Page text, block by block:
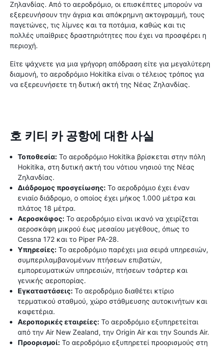
Ζηλανδίας. Από το αεροδρόμιο, οι επισκέπτες μπορούν να
εξερευνήσουν την άγρια ​​και απόκρημνη ακτογραμμή, τους
παγετώνες, τις λίμνες και τα ποτάμια, καθώς και τις
πολλές υπαίθριες δραστηριότητες που έχει να προσφέρει η
περιοχή.
Είτε ψάχνετε για μια γρήγορη απόδραση είτε για μεγαλύτερη
διαμονή, το αεροδρόμιο Hokitika είναι ο τέλειος τρόπος για
να εξερευνήσετε τη δυτική ακτή της Νέας Ζηλανδίας.
호 키티 카 공항에 대한 사실
Τοποθεσία: Το αεροδρόμιο Hokitika βρίσκεται στην πόλη
Hokitika, στη δυτική ακτή του νότιου νησιού της Νέας
Ζηλανδίας.
Διάδρομος προσγείωσης: Το αεροδρόμιο έχει έναν
ενιαίο διάδρομο, ο οποίος έχει μήκος 1.000 μέτρα και
πλάτος 18 μέτρα.
Αεροσκάφος: Το αεροδρόμιο είναι ικανό να χειρίζεται
αεροσκάφη μικρού έως μεσαίου μεγέθους, όπως το
Cessna 172 και το Piper PA-28.
Υπηρεσίες: Το αεροδρόμιο παρέχει μια σειρά υπηρεσιών,
συμπεριλαμβανομένων πτήσεων επιβατών,
εμπορευματικών υπηρεσιών, πτήσεων τσάρτερ και
γενικής αεροπορίας.
Εγκαταστάσεις: Το αεροδρόμιο διαθέτει κτίριο
τερματικού σταθμού, χώρο στάθμευσης αυτοκινήτων και
καφετέρια.
Αεροπορικές εταιρείες: Το αεροδρόμιο εξυπηρετείται
από την Air New Zealand, την Origin Air και την Sounds Air.
Προορισμοί: Το αεροδρόμιο εξυπηρετεί προορισμούς στη